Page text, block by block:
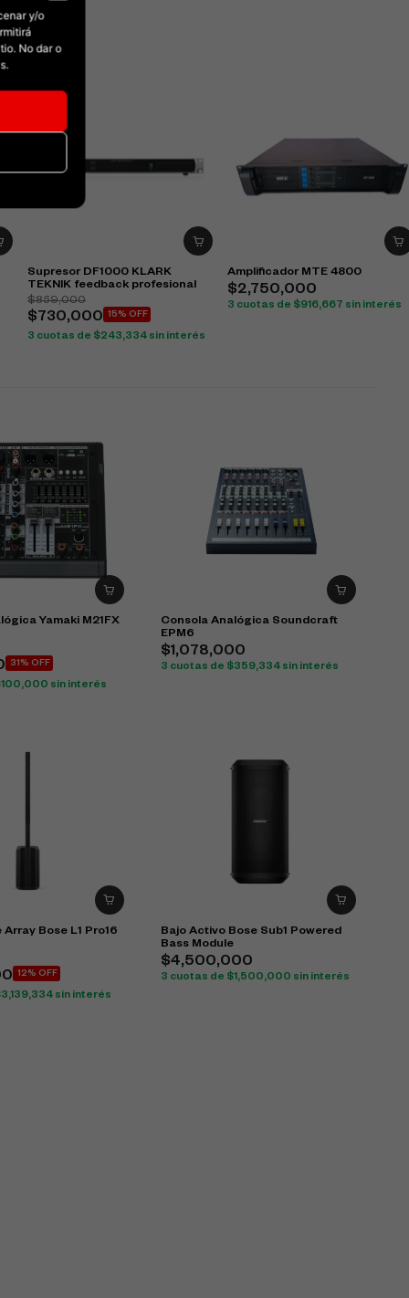
y/o
No dar o
Supresor DF1000 KLARK
TEKNIK feedback profesional
$859,000
$ 730,000 15% OFF
3 cuotas de $243,334 sin interés
Amplificador MTE 4800
$2,750,000
3 cuotas de $916,667 sin interés
Yamaki M21FX
31% OFF
100,000 sin interés
Consola Analógica Soundcraft
EPM6
$1,078,000
3 cuotas de $359,334sin interés
Bose L1 Pro16
12% OFF
3,139,334 sin interés
Bajo Activo Bose Sub1 Powered
Bass Module
$4,500,000
3 cuotas de $1,500,000 sin interés